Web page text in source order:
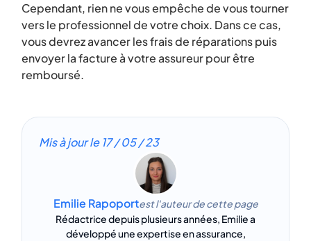
Cependant, rien ne vous empêche de vous tourner
vers le professionnel de votre choix. Dans ce cas,
vous devrez avancer les frais de réparations puis
envoyer la facture à votre assureur pour être
remboursé.
Mis à jour le 17 / 05 / 23
Emilie Rapoportest l'auteur de cette page
Rédactrice depuis plusieurs années, Emilie a
développé une expertise en assurance,